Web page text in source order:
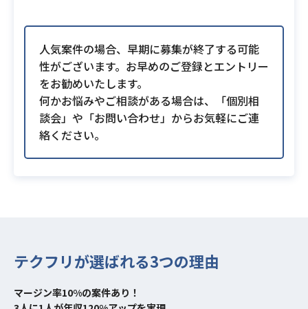
人気案件の場合、早期に募集が終了する可能
性がございます。お早めのご登録とエントリー
をお勧めいたします。
何かお悩みやご相談がある場合は、「個別相
談会」や「お問い合わせ」からお気軽にご連
絡ください。
テクフリが選ばれる3つの理由
マージン率10%の案件あり！